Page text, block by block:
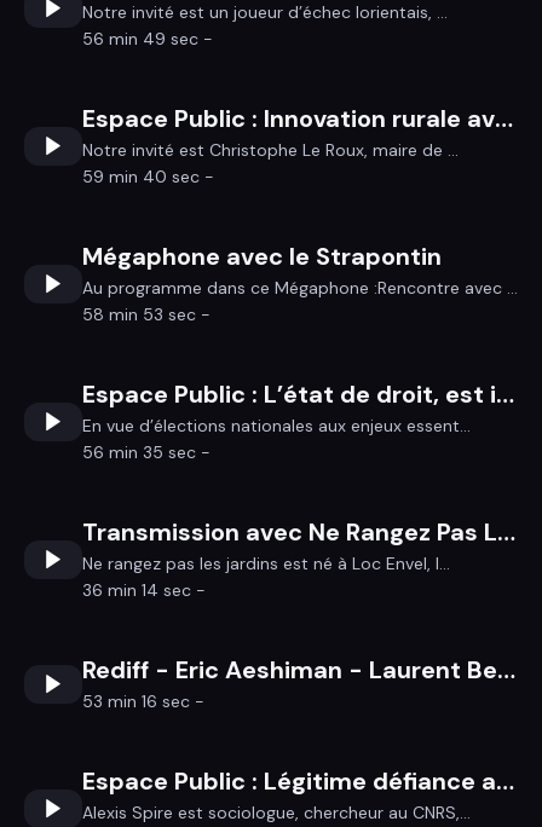
Notre invité est un joueur d’échec lorientais, ...
56 min 49 sec -
Espace Public : Innovation rurale avec Christophe Le Roux
Notre invité est Christophe Le Roux, maire de ...
59 min 40 sec -
Mégaphone avec le Strapontin
Au programme dans ce Mégaphone :Rencontre avec ...
58 min 53 sec -
Espace Public : L’état de droit, est il en danger ?
En vue d’élections nationales aux enjeux essent...
56 min 35 sec -
Transmission avec Ne Rangez Pas Les Jardins
Ne rangez pas les jardins est né à Loc Envel, l...
36 min 14 sec -
Rediff - Eric Aeshiman - Laurent Berger
53 min 16 sec -
Espace Public : Légitime défiance avec Alexis Spire
Alexis Spire est sociologue, chercheur au CNRS,...